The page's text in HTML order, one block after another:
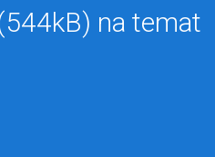
na temat